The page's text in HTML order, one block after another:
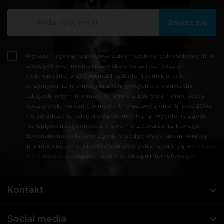
Kontakt
Social media
Wyrażam zgodę na przetwarzanie moich danych osobowych, w
szczególności imienia i nazwiska oraz adresu poczty
elektronicznej przez Animaldi Izabela Przemyk w celu
otrzymywania informacji marketingowych o produktach i
usługach, w tym informacji w formie subskrypcji na mój adres
poczty elektronicznej w myśl art. 10 ustawy z dnia 18 lipca 2002
r. o świadczeniu usług drogą elektroniczną. Wycofanie zgody
nie wpływa na zgodność z prawem przetwarzania, którego
dokonano na podstawie zgody przed jej wycofaniem. Więcej
informacji na temat przetwarzania danych znajduje się w Polityce
prywatności
. dostępnej na stronie Sklepu internetowego.
Zapisz się